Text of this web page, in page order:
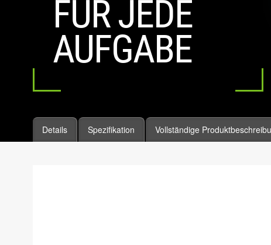
FÜR JEDE
AUFGABE
Details Spezifikation Vollständige